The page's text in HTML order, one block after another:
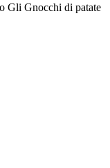
Gli Gnocchi di patate